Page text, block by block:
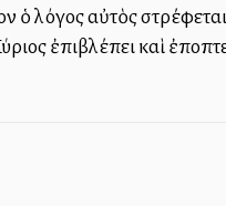
λόγος αὐτὸς
ἐπιβλέπει καὶ